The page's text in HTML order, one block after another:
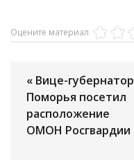
Оцените материал
« Вице-губернатор
Поморья посетил
расположение
ОМОН Росгвардии